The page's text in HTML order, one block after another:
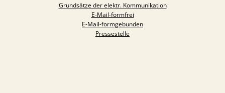
Grundsätze der elektr. Kommunikation
E-Mail-formfrei
E-Mail-formgebunden
Pressestelle